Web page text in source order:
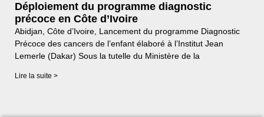
Déploiement du programme diagnostic
précoce en Côte d’Ivoire
Abidjan, Côte d’Ivoire, Lancement du programme Diagnostic
Précoce des cancers de l’enfant élaboré à l’Institut Jean
Lemerle (Dakar) Sous la tutelle du Ministère de la
Lire la suite >